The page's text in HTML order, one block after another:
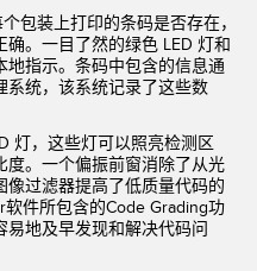
包装上打印的条码是否存在，
。一目了然的绿色 LED 灯和
指示。条码中包含的信息通
系统，该系统记录了这些数
灯，这些灯可以照亮检测区
度。一个偏振前窗消除了从光
过滤器提高了低质量代码的
件所包含的Code Grading功
地及早发现和解决代码问